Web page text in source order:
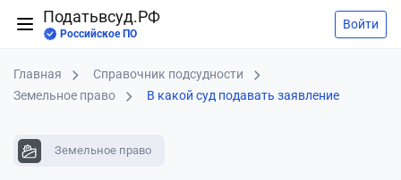
Податьвсуд.РФ
Российское ПО
Войти
Главная
Справочник подсудности
Земельное право
В какой суд подавать заявление
Земельное право